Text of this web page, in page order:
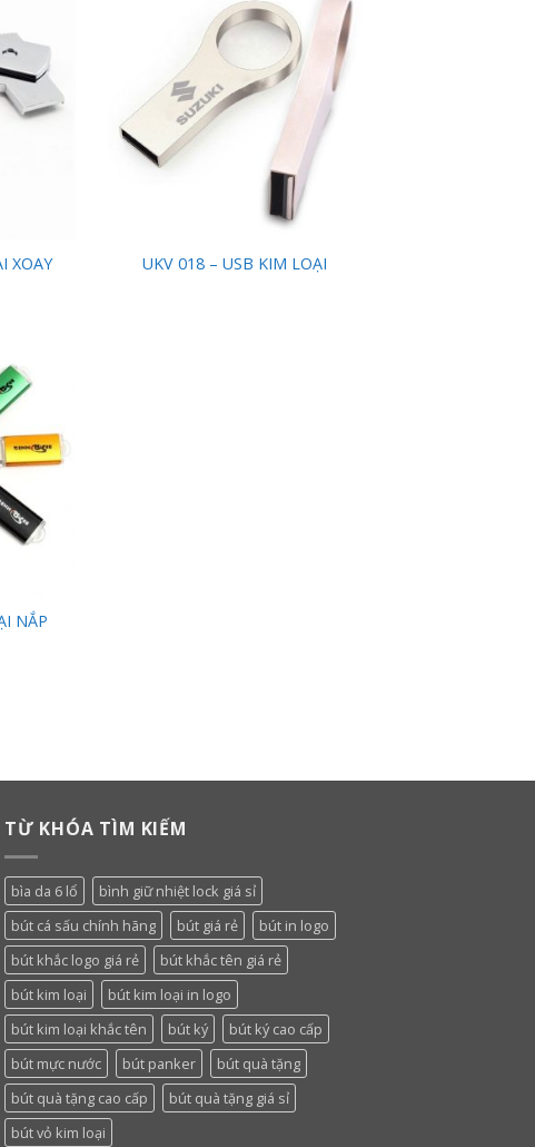
Wishlist
XOAY
Add to
Wishlist
UKV 018 – USB KIM LOẠI
Add to
Wishlist
NẮP
TỪ KHÓA TÌM KIẾM
bìa da 6 lổ
bình giữ nhiệt lock giá sỉ
bút cá sấu chính hãng
bút giá rẻ
bút in logo
bút khắc logo giá rẻ
bút khắc tên giá rẻ
bút kim loại
bút kim loại in logo
bút kim loại khắc tên
bút ký
bút ký cao cấp
bút mực nước
bút panker
bút quà tặng
bút quà tặng cao cấp
bút quà tặng giá sỉ
bút vỏ kim loại